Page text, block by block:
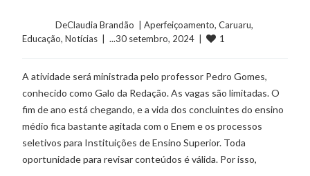
	    	DeClaudia Brandão  |
Aperfeiçoamento, Caruaru
Educação, Notícias
  |  ...30 setembro, 2024  |
1
A atividade será ministrada pelo professor Pedro Gomes,
conhecido como Galo da Redação. As vagas são limitadas. O
fim de ano está chegando, e a vida dos concluintes do ensino
médio fica bastante agitada com o Enem e os processos
seletivos para Instituições de Ensino Superior. Toda
oportunidade para revisar conteúdos é válida. Por isso,